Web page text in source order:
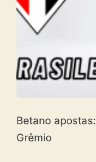
Betano
Grêmio